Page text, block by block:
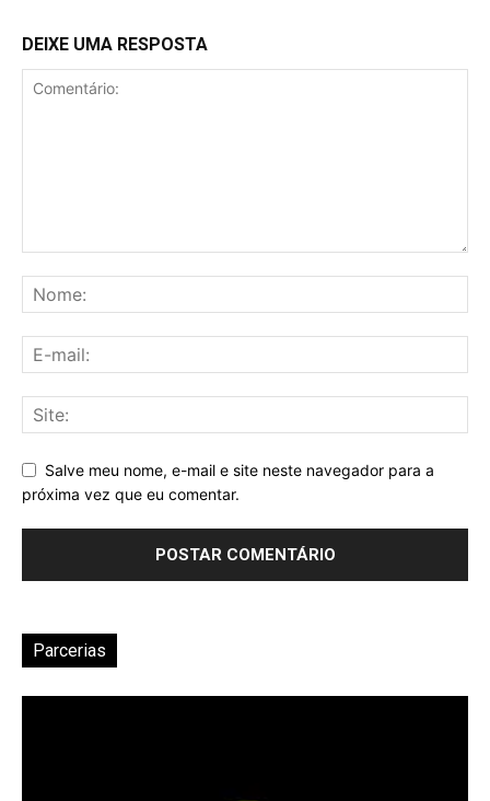
DEIXE UMA RESPOSTA
Salve meu nome, e-mail e site neste navegador para a
próxima vez que eu comentar.
Parcerias